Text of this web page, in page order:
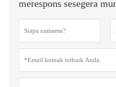
merespons sesegera